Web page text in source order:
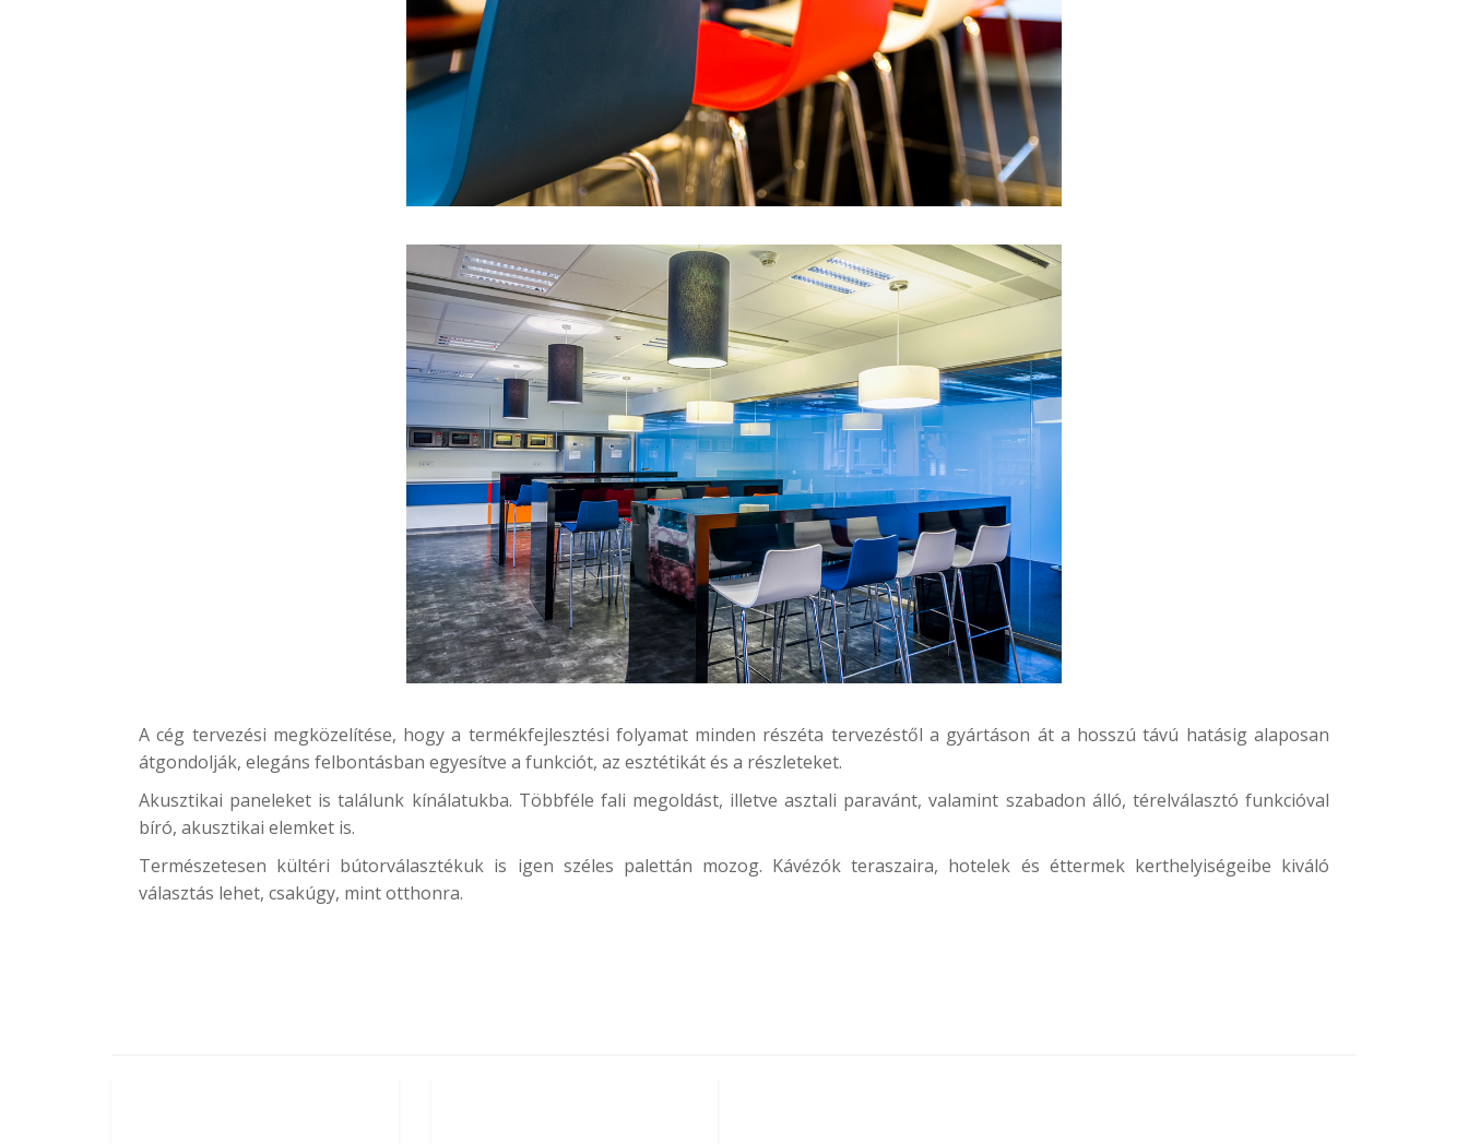
A cég tervezési megközelítése, hogy a termékfejlesztési folyamat minden részéta tervezéstől a gyártáson át a hosszú távú hatásig alaposan
átgondolják, elegáns felbontásban egyesítve a funkciót, az esztétikát és a részleteket.
Akusztikai paneleket is találunk kínálatukba. Többféle fali megoldást, illetve asztali paravánt, valamint szabadon álló, térelválasztó funkcióval
bíró, akusztikai elemket is.
Természetesen kültéri bútorválasztékuk is igen széles palettán mozog. Kávézók teraszaira, hotelek és éttermek kerthelyiségeibe kiváló
választás lehet, csakúgy, mint otthonra.